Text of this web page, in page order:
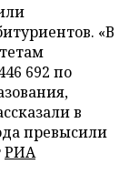
«В
692 по
в
превысили
РИА